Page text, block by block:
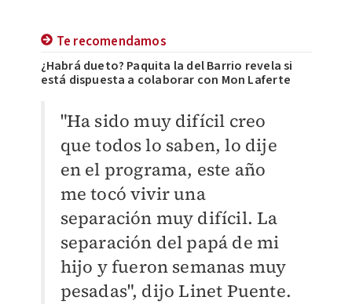
Te recomendamos
¿Habrá dueto? Paquita la del Barrio revela si
está dispuesta a colaborar con Mon Laferte
"Ha sido muy difícil creo
que todos lo saben, lo dije
en el programa, este año
me tocó vivir una
separación muy difícil. La
separación del papá de mi
hijo y fueron semanas muy
pesadas", dijo Linet Puente.